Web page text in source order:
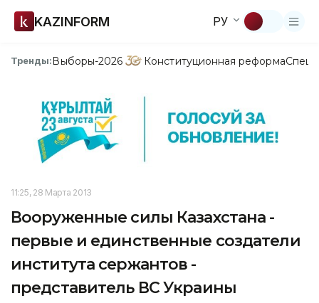
KAZINFORM РУ
Тренды:Выборы-2026 Конституционная реформа
11:25, 28 Марта 2013
Вооруженные силы Казахстана -
первые и единственные создатели
института сержантов -
представитель ВС Украины